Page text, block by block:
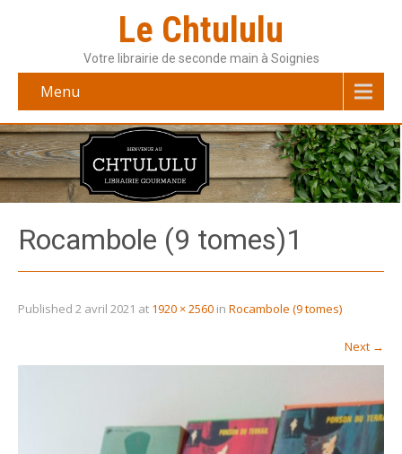
Le Chtululu
Votre librairie de seconde main à Soignies
Menu
Rocambole (9 tomes)1
Published 2 avril 2021 at 1920 × 2560 in Rocambole (9 tomes)
Next →